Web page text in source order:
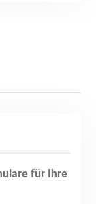
für Ihre